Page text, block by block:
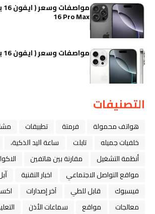
16 Pro Max
مواصفات وسعر ( ايفون 16 برو ) iPhone 16 Pro
التصنيفات
هواتف محمولة فرمتة تطبيقات
خلفيات جميله
تابلت ﺳﺎﻋﺔ ﺍﻟﻴﺪ ﺍﻟﺬﻛﻴﺔ،
أنظمة التشغيل
مقارنة بين هاتفين
مواقع التواصل الاجتماعي
اخبار التقنية
فيسبوك
قابل للطي آخر إصدارات
معالجات
مواقع سماعات الأذن